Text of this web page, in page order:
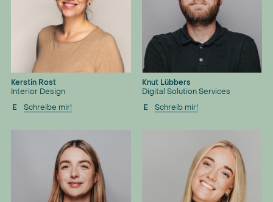
Kerstin Rost
Interior Design
E
Schreibe mir!
Knut Lübbers
Digital Solution Services
E
Schreib mir!